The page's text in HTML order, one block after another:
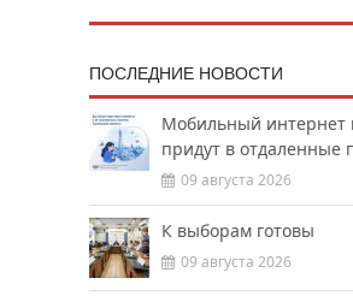
ПОСЛЕДНИЕ НОВОСТИ
Мобильный интернет
придут в отдаленные
09 августа 2026
К выборам готовы
09 августа 2026